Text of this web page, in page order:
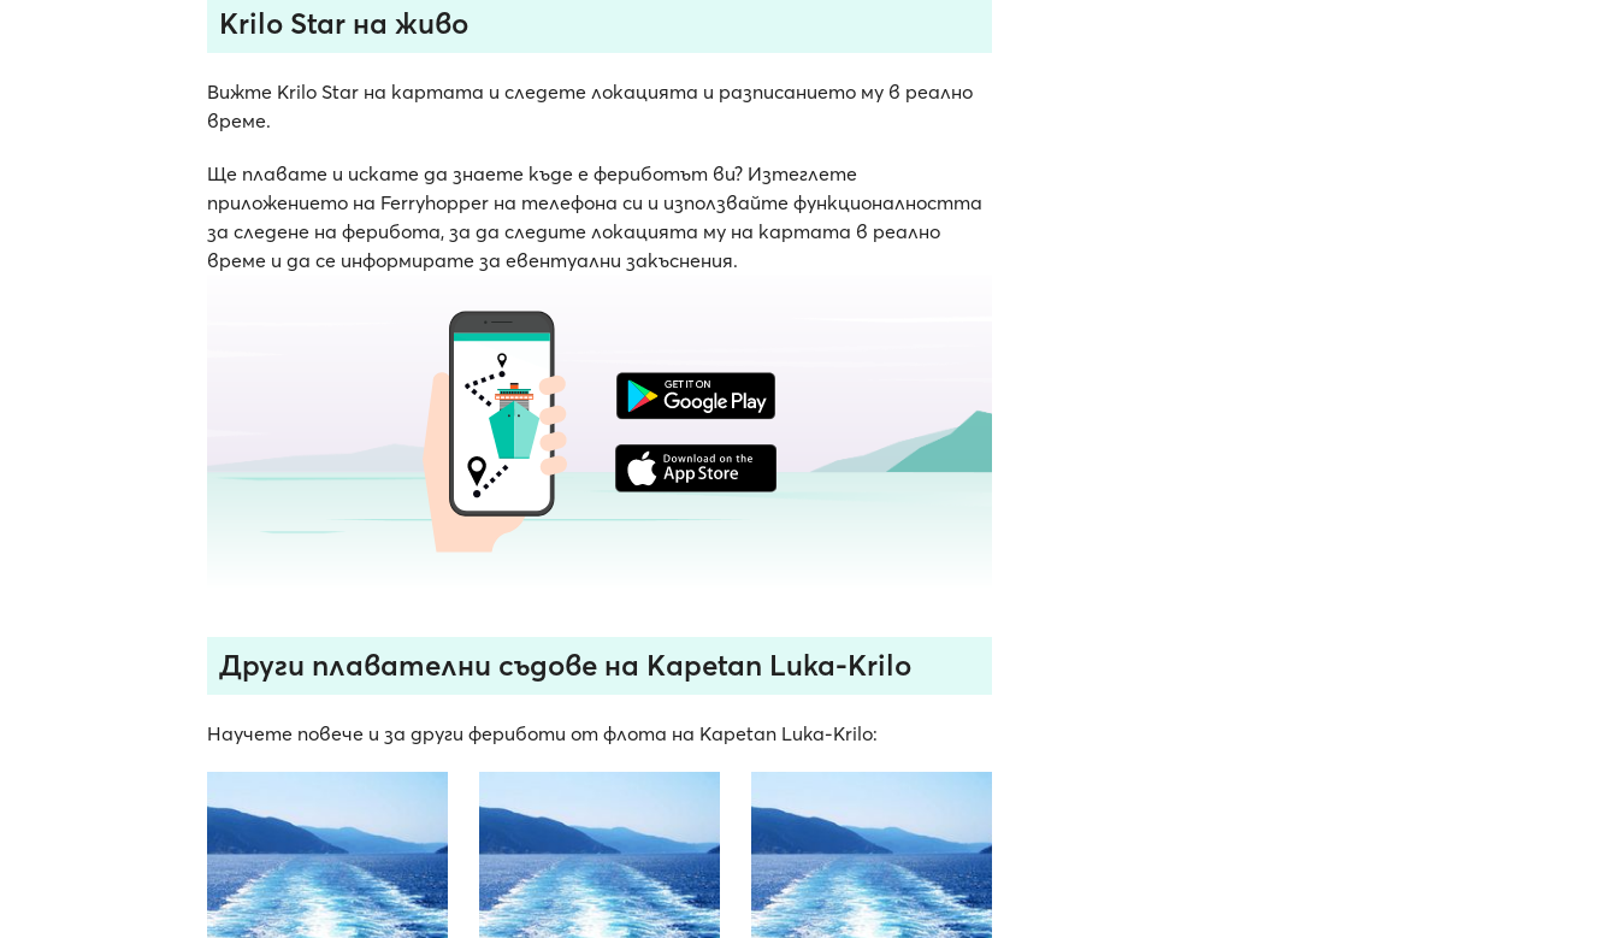
Krilo Star на живо
Вижте Krilo Star на картата и следете локацията и разписанието му в реално
време.
Ще плавате и искате да знаете къде е фериботът ви? Изтеглете
приложението на Ferryhopper на телефона си и използвайте функционалността
за следене на ферибота, за да следите локацията му на картата в реално
време и да се информирате за евентуални закъснения.
Други плавателни съдове на Kapetan Luka-Krilo
Научете повече и за други фериботи от флота на Kapetan Luka-Krilo: